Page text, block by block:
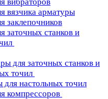
вязчика арматуры
заклепочников
заточных станков и
для заточных станков и
точил
для настольных точил
компрессоров